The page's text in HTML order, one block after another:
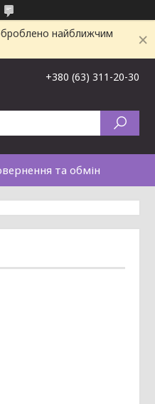
найближчим
+380 (63) 311-20-30
та обмін